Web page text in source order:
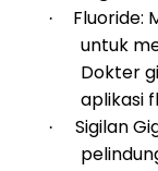
·
Fluoride:
untuk
Dokter
aplikasi
·
Sigilan